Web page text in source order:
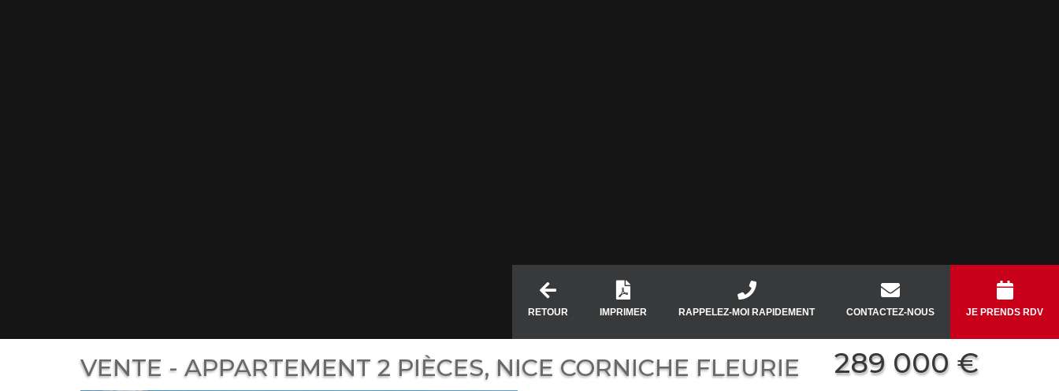
RETOUR IMPRIMER RAPPELEZ-MOI RAPIDEMENT CONTACTEZ-NOUS JE PRENDS RDV
289 000 €
VENTE - APPARTEMENT 2 PIÈCES, NICE CORNICHE FLEURIE